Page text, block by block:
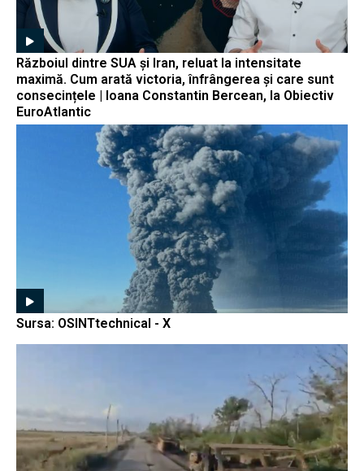
Războiul dintre SUA și Iran, reluat la intensitate
maximă. Cum arată victoria, înfrângerea și care sunt
consecințele | Ioana Constantin Bercean, la Obiectiv
EuroAtlantic
Sursa: OSINTtechnical - X